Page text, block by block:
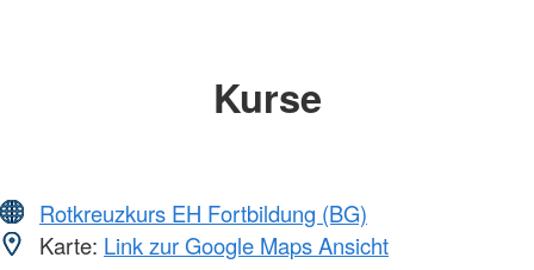
Kurse
Rotkreuzkurs EH Fortbildung (BG)
Karte: Link zur Google Maps Ansicht